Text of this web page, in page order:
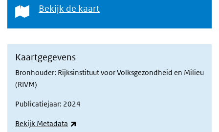
Bekijk de kaart
Bekijk de kaart
Kaartgegevens
Bronhouder: Rijksinstituut voor Volksgezondheid en Milieu
(RIVM)
Publicatiejaar: 2024
Bekijk Metadata